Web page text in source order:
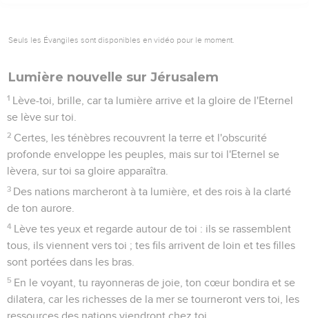
Seuls les Évangiles sont disponibles en vidéo pour le moment.
Lumière nouvelle sur Jérusalem
1 Lève-toi, brille, car ta lumière arrive et la gloire de l'Eternel
se lève sur toi.
2 Certes, les ténèbres recouvrent la terre et l'obscurité
profonde enveloppe les peuples, mais sur toi l'Eternel se
lèvera, sur toi sa gloire apparaîtra.
3 Des nations marcheront à ta lumière, et des rois à la clarté
de ton aurore.
4 Lève tes yeux et regarde autour de toi : ils se rassemblent
tous, ils viennent vers toi ; tes fils arrivent de loin et tes filles
sont portées dans les bras.
5 En le voyant, tu rayonneras de joie, ton cœur bondira et se
dilatera, car les richesses de la mer se tourneront vers toi, les
ressources des nations viendront chez toi.